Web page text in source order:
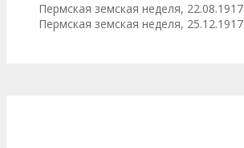
Пермская земская неделя, 22.08.1917
Пермская земская неделя, 25.12.1917